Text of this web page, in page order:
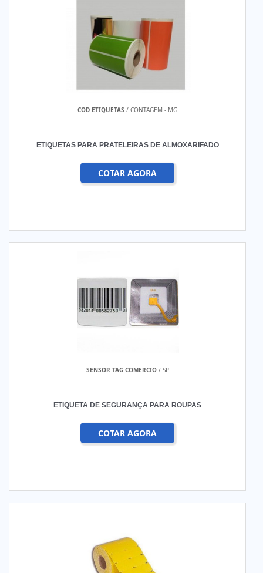
COD ETIQUETAS / CONTAGEM - MG
ETIQUETAS PARA PRATELEIRAS DE ALMOXARIFADO
COTAR AGORA
SENSOR TAG COMERCIO/ SP
ETIQUETA DE SEGURANÇA PARA ROUPAS
COTAR AGORA